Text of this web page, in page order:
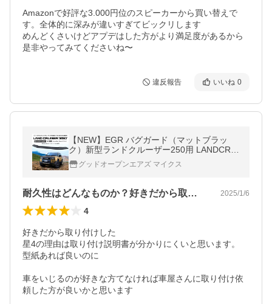
Amazonで好評な3.000円位のスピーカーから買い替えで
す。全体的に深みが違いすぎてビックリします
めんどくさいけどアプデはした方がより満足度があるから
是非やってみてくださいね〜
違反報告 いいね 0
【NEW】EGR バグガード（マットブラッ
ク）新型ランドクルーザー250用 LANDCRUI
SER250 / LADDER FRAME
グッドオープンエアズ マイクス
耐久性はどんなものか？好きだから取り付け 2025/1/6
4
好きだから取り付けした
星4の理由は取り付け説明書が分かりにくいと思います。
型紙あれば良いのに
車をいじるのが好きな方てなければ車屋さんに取り付け依
頼した方が良いかと思います